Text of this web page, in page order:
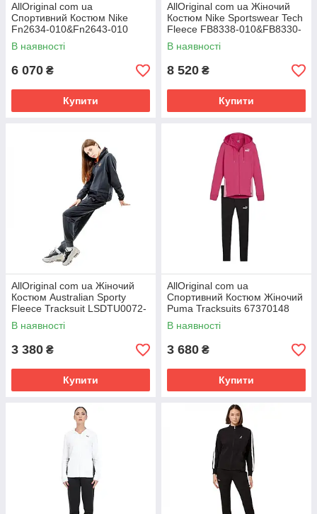
AllOriginal com ua
Спортивний Костюм Nike
Fn2634-010&Fn2643-010
(Оригінал) РОЗМІРИ
ЗАПИТУЙТЕ
В наявності
6 070 ₴
Купити
AllOriginal com ua Жіночий
Костюм Nike Sportswear Tech
Fleece FB8338-010&FB8330-
010 (Оригінал) РОЗМІРИ
В наявності
8 520 ₴
Купити
AllOriginal com ua Жіночий
Костюм Australian Sporty
Fleece Tracksuit LSDTU0072-
200 (Оригінал) РОЗМІРИ
В наявності
3 380 ₴
Купити
AllOriginal com ua
Спортивний Костюм Жіночий
Puma Tracksuits 67370148
(Оригінал) РОЗМІРИ
ЗАПИТУЙТЕ
В наявності
3 680 ₴
Купити